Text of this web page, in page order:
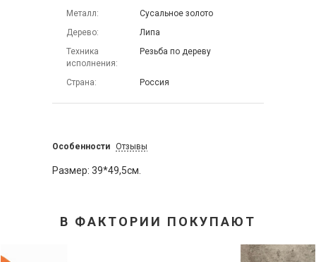
Металл
Сусальное золото
Дерево
Липа
Техника
исполнения
Резьба по дереву
Страна Россия
Особенности Отзывы
Размер: 39*49,5см.
В ФАКТОРИИ ПОКУПАЮТ